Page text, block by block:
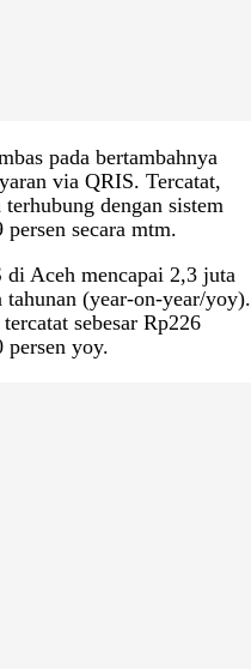
pada bertambahnya
via QRIS. Tercatat,
dengan sistem
secara mtm.
Aceh mencapai 2,3 juta
(year-on-year/yoy).
sebesar Rp226
yoy.